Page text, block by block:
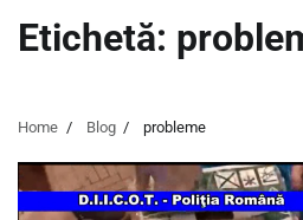
Etichetă:
Home Blog probleme